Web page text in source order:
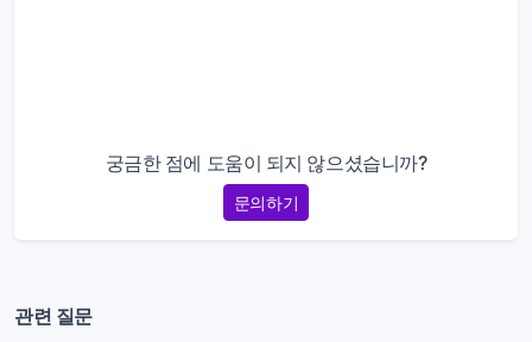
궁금한 점에 도움이 되지 않으셨습니까?
문의하기
관련 질문